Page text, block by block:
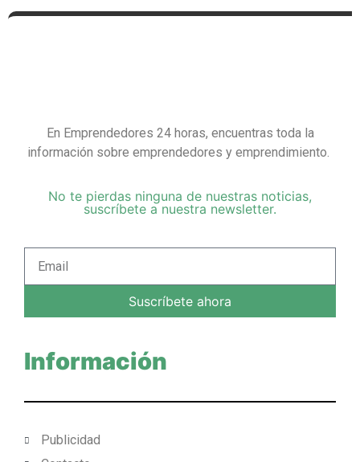
En Emprendedores 24 horas, encuentras toda la
información sobre emprendedores y emprendimiento.
No te pierdas ninguna de nuestras noticias,
suscríbete a nuestra newsletter.
Suscríbete ahora
Información
Publicidad